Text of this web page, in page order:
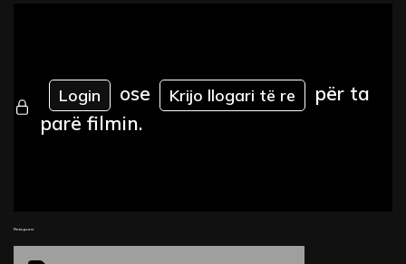
Login ose Krijo llogari të re
për ta
parë filmin.
Fleta pune